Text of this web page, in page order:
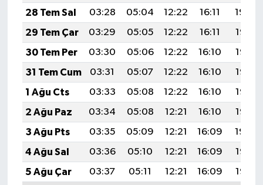
28 Tem Sal
03:28 05:04 12:22 16:11
19:29
29 Tem Çar
03:29 05:05 12:22 16:11
19:28
30 Tem Per
03:30 05:06 12:22 16:10
19:27
31 Tem Cum
03:31 05:07 12:22 16:10
19:26
1 Ağu Cts
03:33 05:08 12:22 16:10
19:26
2 Ağu Paz
03:34 05:08 12:21 16:10
19:25
3 Ağu Pts
03:35 05:09 12:21 16:09
19:24
4 Ağu Sal
03:36 05:10 12:21 16:09
19:23
5 Ağu Çar
03:37 05:11 12:21 16:09
19:22
Vasıta
Yaşam